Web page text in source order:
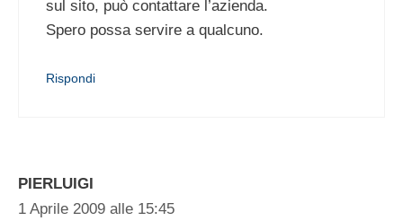
sul sito, può contattare l’azienda.
Spero possa servire a qualcuno.
Rispondi
PIERLUIGI
1 Aprile 2009 alle 15:45